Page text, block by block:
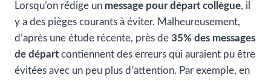
Lorsqu’on rédige un message pour départ collègue, il
y a des pièges courants à éviter. Malheureusement,
d’après une étude récente, près de 35% des messages
de départ contiennent des erreurs qui auraient pu être
évitées avec un peu plus d’attention. Par exemple, en